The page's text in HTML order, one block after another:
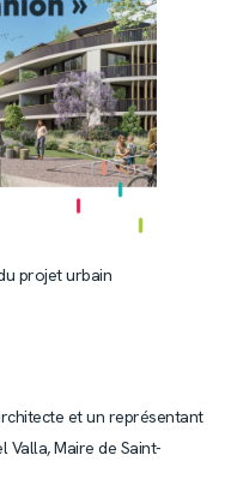
projet urbain
et un représentant
Valla, Maire de Saint-